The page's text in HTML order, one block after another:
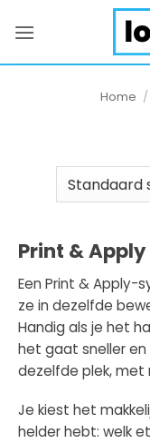
naar
Home /
Print &
Een Print & Apply-
ze in dezelfde
Handig als je het
het gaat sneller
dezelfde plek, met
Je kiest het
helder hebt: welk